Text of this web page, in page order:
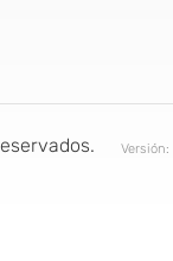
Versión: